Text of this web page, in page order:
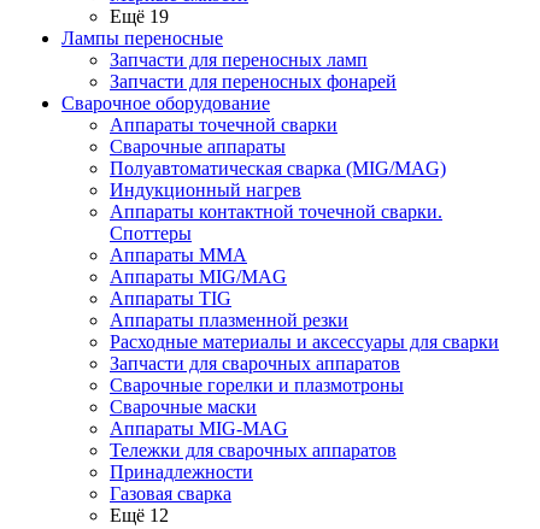
Ещё 19
Лампы переносные
Запчасти для переносных ламп
Запчасти для переносных фонарей
Сварочное оборудование
Аппараты точечной сварки
Сварочные аппараты
Полуавтоматическая сварка (MIG/MAG)
Индукционный нагрев
Аппараты контактной точечной сварки.
Споттеры
Аппараты MMA
Аппараты MIG/MAG
Аппараты TIG
Аппараты плазменной резки
Расходные материалы и аксессуары для сварки
Запчасти для сварочных аппаратов
Сварочные горелки и плазмотроны
Сварочные маски
Аппараты MIG-MAG
Тележки для сварочных аппаратов
Принадлежности
Газовая сварка
Ещё 12